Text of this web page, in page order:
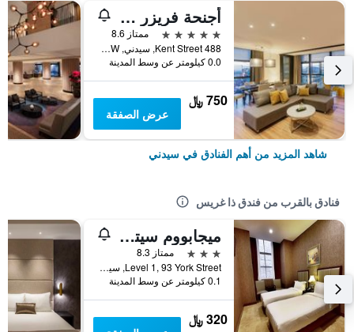
أجنحة فريزر سيدني
5 نجوم
ممتاز 8.6
488 Kent Street, سيدني, NSW, أستراليا
0.0 كيلومتر عن وسط المدينة
750 ﷼
عرض الصفقة
شاهد المزيد من أهم الفنادق في سيدني
فنادق بالقرب من فندق ذا غريس
ميجابووم سيتي هوتل
3 نجوم
ممتاز 8.3
Level 1, 93 York Street, سيدني, NSW, أستراليا
0.1 كيلومتر عن وسط المدينة
320 ﷼